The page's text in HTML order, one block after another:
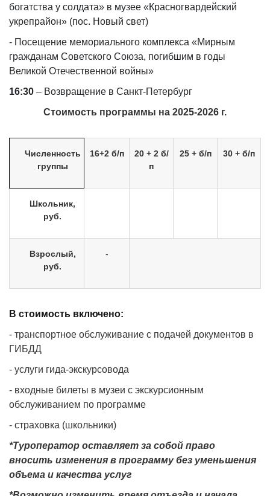
богатства у солдата» в музее «Красногвардейский
укрепрайон» (пос. Новый свет)
- Посещение мемориального комплекса «Мирным
гражданам Советского Союза, погибшим в годы
Великой Отечественной войны»
16:30 – Возвращение в Санкт-Петербург
Стоимость программы на 2025-2026 г.
Численность
группы
16+2 б/п
20 + 2 б/
п
25 + б/п 30 + б/п
Школьник,
руб.
Взрослый,
руб.
-
В стоимость включено:
- транспортное обслуживание с подачей документов в
ГИБДД
- услуги гида-экскурсовода
- входные билеты в музеи с экскурсионным
обслуживанием по программе
- страховка (школьники)
*Туроператор оставляет за собой право
вносить изменения в программу без уменьшения
объема и качества услуг